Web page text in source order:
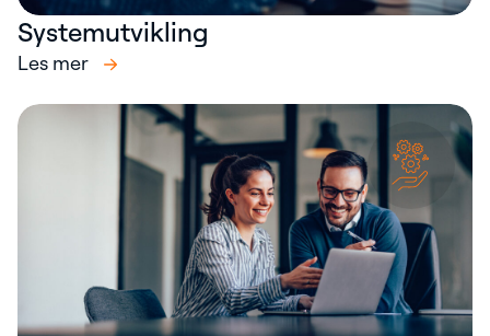
Systemutvikling
Les mer